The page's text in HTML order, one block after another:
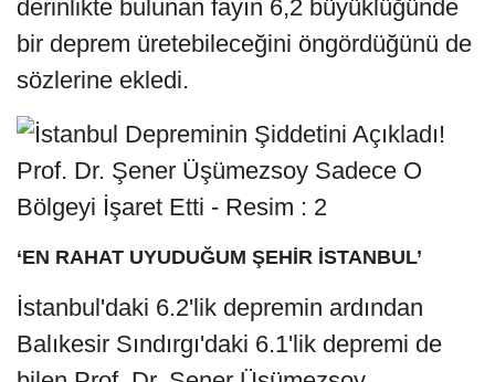
derinlikte bulunan fayın 6,2 büyüklüğünde
bir deprem üretebileceğini öngördüğünü de
sözlerine ekledi.
‘EN RAHAT UYUDUĞUM ŞEHİR İSTANBUL’
İstanbul'daki 6.2'lik depremin ardından
Balıkesir Sındırgı'daki 6.1'lik depremi de